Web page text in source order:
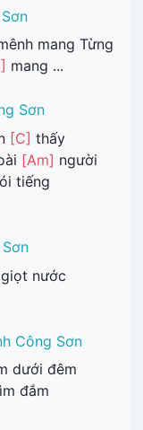
mang Từng
mang ...
Sơn
[C] thấy
[Am] người
tiếng
nước
Công Sơn
dưới đêm
đắm